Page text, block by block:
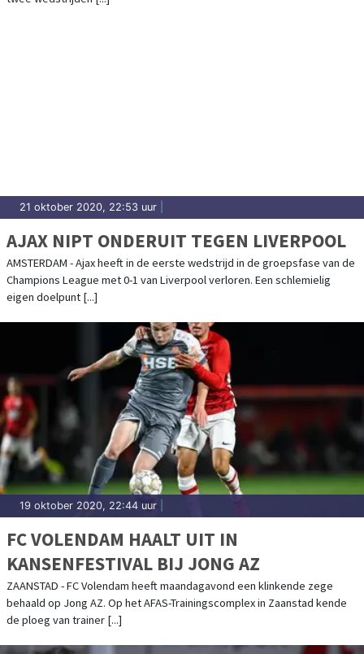
21 oktober 2020, 22:53 uur
AJAX NIPT ONDERUIT TEGEN LIVERPOOL
AMSTERDAM - Ajax heeft in de eerste wedstrijd in de groepsfase van de
Champions League met 0-1 van Liverpool verloren. Een schlemielig
eigen doelpunt [...]
19 oktober 2020, 22:44 uur
FC VOLENDAM HAALT UIT IN
KANSENFESTIVAL BIJ JONG AZ
ZAANSTAD - FC Volendam heeft maandagavond een klinkende zege
behaald op Jong AZ. Op het AFAS-Trainingscomplex in Zaanstad kende
de ploeg van trainer [...]